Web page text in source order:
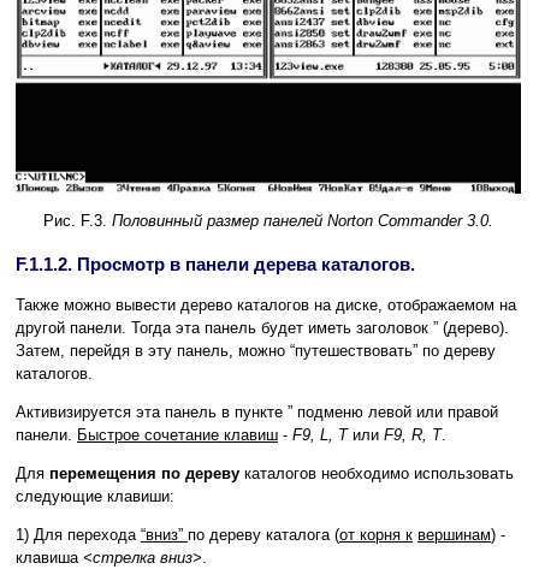
Рис. F.3. Половинный размер панелей Norton Commander 3.0.
F.1.1.2. Просмотр в панели дерева каталогов.
Также можно вывести дерево каталогов на диске, отображаемом на
другой панели. Тогда эта панель будет иметь заголовок ” (дерево).
Затем, перейдя в эту панель, можно “путешествовать” по дереву
каталогов.
Активизируется эта панель в пункте ” подменю левой или правой
панели. Быстрое сочетание клавиш - F9, L, Tили F9, R, T.
Для перемещения по дереву каталогов необходимо использовать
следующие клавиши:
1) Для перехода “вниз” по дереву каталога (от корня к вершинам) -
клавиша <стрелка вниз>.